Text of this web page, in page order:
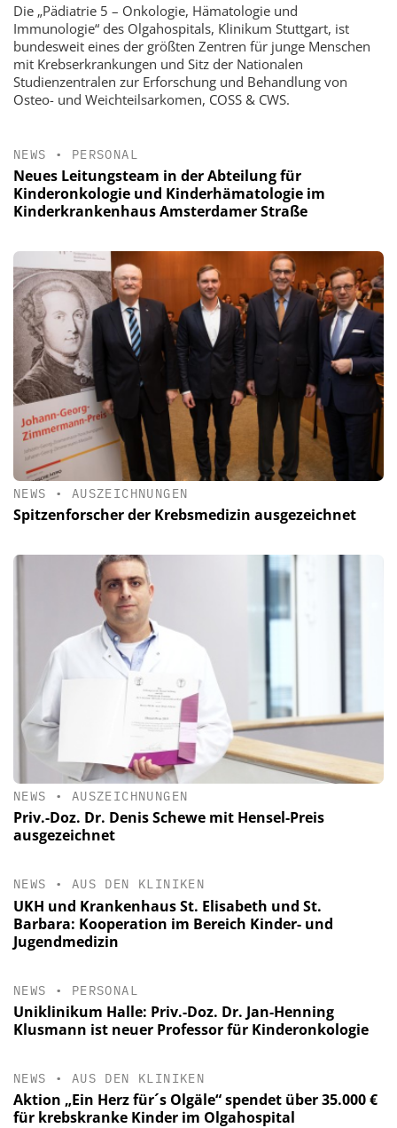
Die „Pädiatrie 5 – Onkologie, Hämatologie und
Immunologie“ des Olgahospitals, Klinikum Stuttgart, ist
bundesweit eines der größten Zentren für junge Menschen
mit Krebserkrankungen und Sitz der Nationalen
Studienzentralen zur Erforschung und Behandlung von
Osteo- und Weichteilsarkomen, COSS & CWS.
NEWS • PERSONAL
Neues Leitungsteam in der Abteilung für
Kinderonkologie und Kinderhämatologie im
Kinderkrankenhaus Amsterdamer Straße
NEWS • AUSZEICHNUNGEN
Spitzenforscher der Krebsmedizin ausgezeichnet
NEWS • AUSZEICHNUNGEN
Priv.-Doz. Dr. Denis Schewe mit Hensel-Preis
ausgezeichnet
NEWS • AUS DEN KLINIKEN
UKH und Krankenhaus St. Elisabeth und St.
Barbara: Kooperation im Bereich Kinder- und
Jugendmedizin
NEWS • PERSONAL
Uniklinikum Halle: Priv.-Doz. Dr. Jan-Henning
Klusmann ist neuer Professor für Kinderonkologie
NEWS • AUS DEN KLINIKEN
Aktion „Ein Herz für´s Olgäle“ spendet über 35.000 €
für krebskranke Kinder im Olgahospital